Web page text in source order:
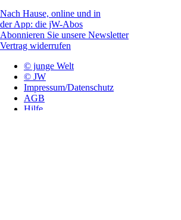
Nach Hause, online und in
der App: die jW-Abos
Abonnieren Sie unsere Newsletter
Vertrag widerrufen
© junge Welt
© JW
Impressum/Datenschutz
AGB
Hilfe